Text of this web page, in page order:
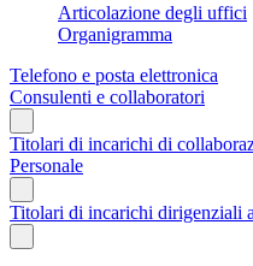
Articolazione degli uffici
Organigramma
Telefono e posta elettronica
Consulenti e collaboratori
Titolari di incarichi di
Personale
Titolari di incarichi dirigenziali